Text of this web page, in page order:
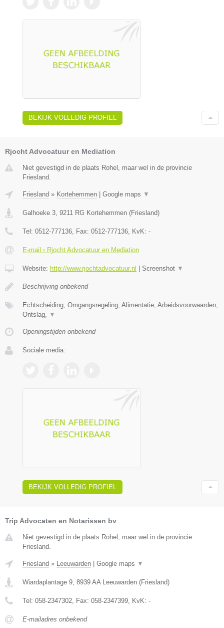
BEKIJK VOLLEDIG PROFIEL
Rjocht Advocatuur en Mediation
Niet gevestigd in de plaats Rohel, maar wel in de provincie
Friesland.
Friesland » Kortehemmen Google maps ▼
Galhoeke 3, 9211 RG Kortehemmen (Friesland)
Tel: 0512-777136, Fax: 0512-777136, KvK: -
E-mail › Rjocht Advocatuur en Mediation
Website: http://www.rjochtadvocatuur.nl Screenshot ▼
Beschrijving onbekend
Echtscheiding, Omgangsregeling, Alimentatie, Arbeidsvoorwaarden,
Ontslag, ▼
Openingstijden onbekend
Sociale media:
BEKIJK VOLLEDIG PROFIEL
Trip Advocaten en Notarissen bv
Niet gevestigd in de plaats Rohel, maar wel in de provincie
Friesland.
Friesland » Leeuwarden Google maps ▼
Wiardaplantage 9, 8939 AA Leeuwarden (Friesland)
Tel: 058-2347302, Fax: 058-2347399, KvK: -
E-mailadres onbekend